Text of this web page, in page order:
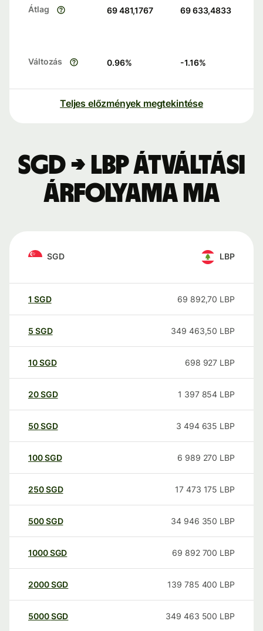
Átlag 69 481,1767 69 633,4833
Változás 0.96% -1.16%
Teljes előzmények megtekintése
SGD → LBP átváltási
árfolyama ma
SGD LBP
1 SGD 69 892,70 LBP
5 SGD 349 463,50 LBP
10SGD 698 927 LBP
20SGD 1 397 854 LBP
50SGD 3 494 635 LBP
100SGD 6 989 270 LBP
250SGD 17 473 175 LBP
500SGD 34 946 350 LBP
1000SGD 69 892 700 LBP
2000SGD 139 785 400 LBP
5000SGD 349 463 500 LBP